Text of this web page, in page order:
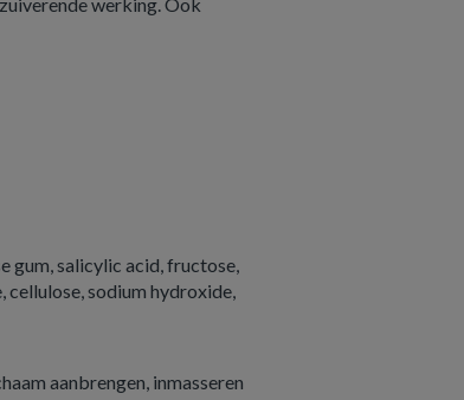
gum, salicylic acid, fructose,
cellulose, sodium hydroxide,
aanbrengen, inmasseren